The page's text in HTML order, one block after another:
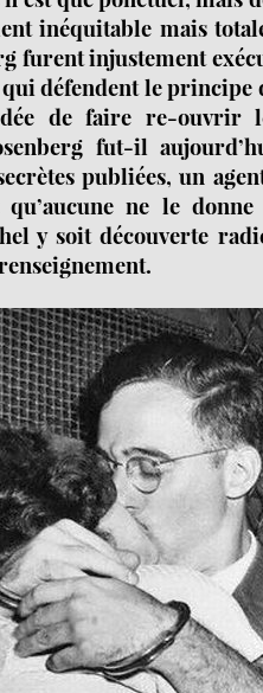
inéquitable mais
furent injustement
défendent le principe
de faire re-ouvrir
fut-il
publiées, un
qu’aucune ne le
y soit découverte